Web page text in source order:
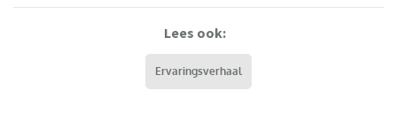
Lees ook:
Ervaringsverhaal